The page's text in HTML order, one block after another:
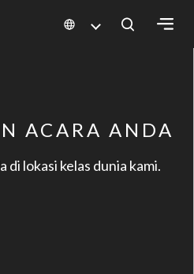
ACARA ANDA
di lokasi kelas dunia kami.